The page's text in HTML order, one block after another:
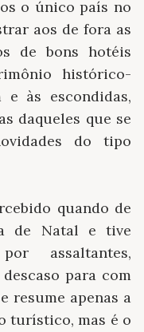
o único país no
aos de fora as
de bons hotéis
histórico-
às escondidas,
daqueles que se
do tipo
quando de
de Natal e tive
assaltantes,
para com
resume apenas a
turístico, mas é o